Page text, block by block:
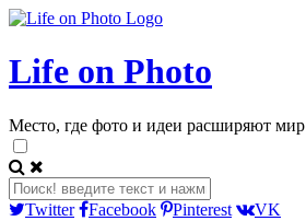
Life on Photo
Место, где фото и идеи расширяют мир
Twitter Facebook Pinterest
VK